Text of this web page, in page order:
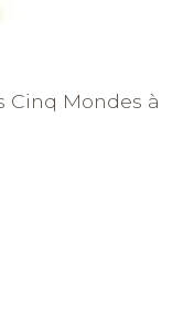
Cinq Mondes à